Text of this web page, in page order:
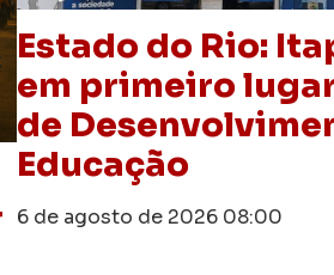
Estado do Rio:
em primeiro
de
Educação
6 de agosto de 2026 08:00